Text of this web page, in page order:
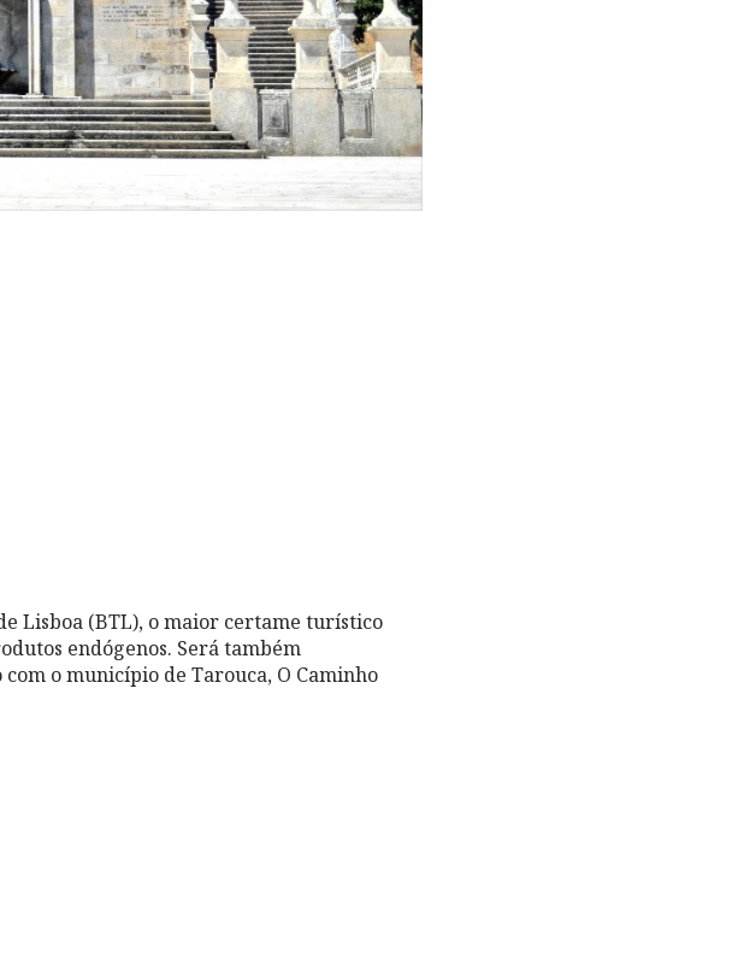
Lisboa (BTL), o maior certame turístico
endógenos. Será também
o município de Tarouca, O Caminho